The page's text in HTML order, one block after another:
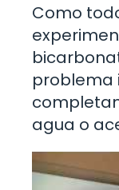
Como
problema
agua o